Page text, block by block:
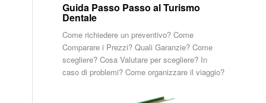
Guida Passo Passo al Turismo
Dentale
Come richiedere un preventivo? Come
Comparare i Prezzi? Quali Garanzie? Come
scegliere? Cosa Valutare per scegliere? In
caso di problemi? Come organizzare il viaggio?